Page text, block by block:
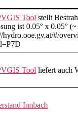
Tool stellt
ist 0.05° x 0.05°
hydro.ooe.gv.at/#/
Tool liefert auch
Innbach